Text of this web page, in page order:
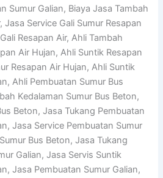
Sumur Galian, Biaya Jasa Tambah
Jasa Service Gali Sumur Resapan
Resapan Air, Ahli Tambah
Air Hujan, Ahli Suntik Resapan
Resapan Air Hujan, Ahli Suntik
Ahli Pembuatan Sumur Bus
Kedalaman Sumur Bus Beton,
Beton, Jasa Tukang Pembuatan
Jasa Service Pembuatan Sumur
Bus Beton, Jasa Tukang
Galian, Jasa Servis Suntik
Jasa Pembuatan Sumur Galian,